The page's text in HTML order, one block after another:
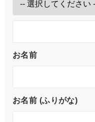
お名前
お名前 (ふりがな)